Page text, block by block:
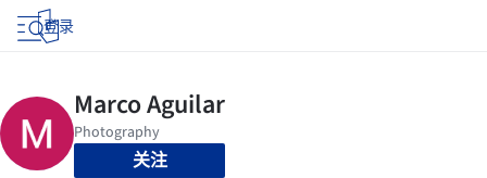
登录
关注